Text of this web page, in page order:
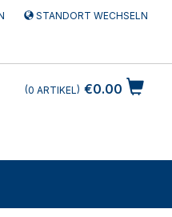
STANDORT WECHSELN
€0.00
0 ARTIKEL